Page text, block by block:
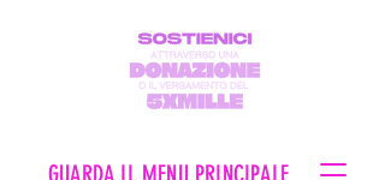
GUARDA IL MENU PRINCIPALE